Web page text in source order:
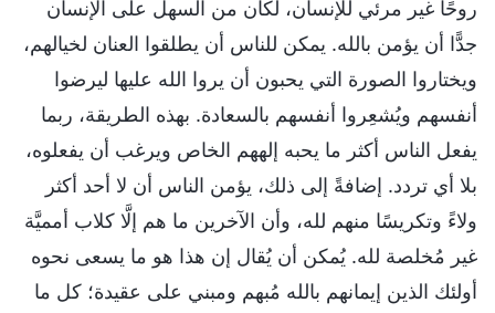
روحًا غير مرئي للإنسان، لكان من السهل على الإنسان
جدًّا أن يؤمن بالله. يمكن للناس أن يطلقوا العنان لخيالهم،
ويختاروا الصورة التي يحبون أن يروا الله عليها ليرضوا
أنفسهم ويُشعِروا أنفسهم بالسعادة. بهذه الطريقة، ربما
يفعل الناس أكثر ما يحبه إلههم الخاص ويرغب أن يفعلوه،
بلا أي تردد. إضافةً إلى ذلك، يؤمن الناس أن لا أحد أكثر
ولاءً وتكريسًا منهم لله، وأن الآخرين ما هم إلَّا كلاب أمميَّة
غير مُخلصة لله. يُمكن أن يُقال إن هذا هو ما يسعى نحوه
أولئك الذين إيمانهم بالله مُبهم ومبني على عقيدة؛ كل ما